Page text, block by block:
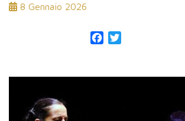
8 Gennaio 2026
Facebook